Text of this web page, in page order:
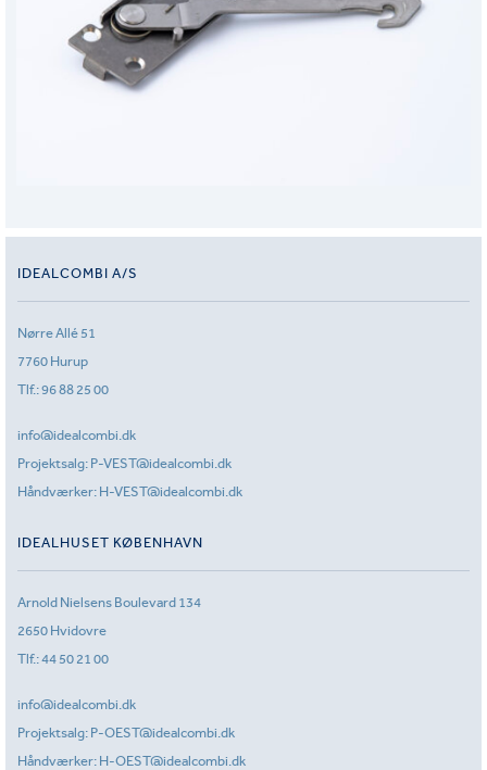
IDEALCOMBI A/S
Nørre Allé 51
7760 Hurup
Tlf.:96 88 25 00
info@idealcombi.dk
Projektsalg: P-VEST@idealcombi.dk
Håndværker: H-VEST@idealcombi.dk
IDEALHUSET KØBENHAVN
Arnold Nielsens Boulevard 134
2650 Hvidovre
Tlf.:44 50 21 00
info@idealcombi.dk
Projektsalg: P-OEST@idealcombi.dk
Håndværker: H-OEST@idealcombi.dk